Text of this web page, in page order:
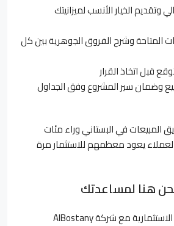
وتقديم الخيار الأنسب لميزانيتك
المتاحة وشرح الفروق الجوهرية بين كل
قبل اتخاذ القرار
وضمان سير المشروع وفق الجداول
في البستاني وراء مئات
يعود معظمهم للاستثمار مرة
هنا لمساعدتك
هل قررت أن تبدأ رحلتك الاستثمارية مع شركة AlBostany